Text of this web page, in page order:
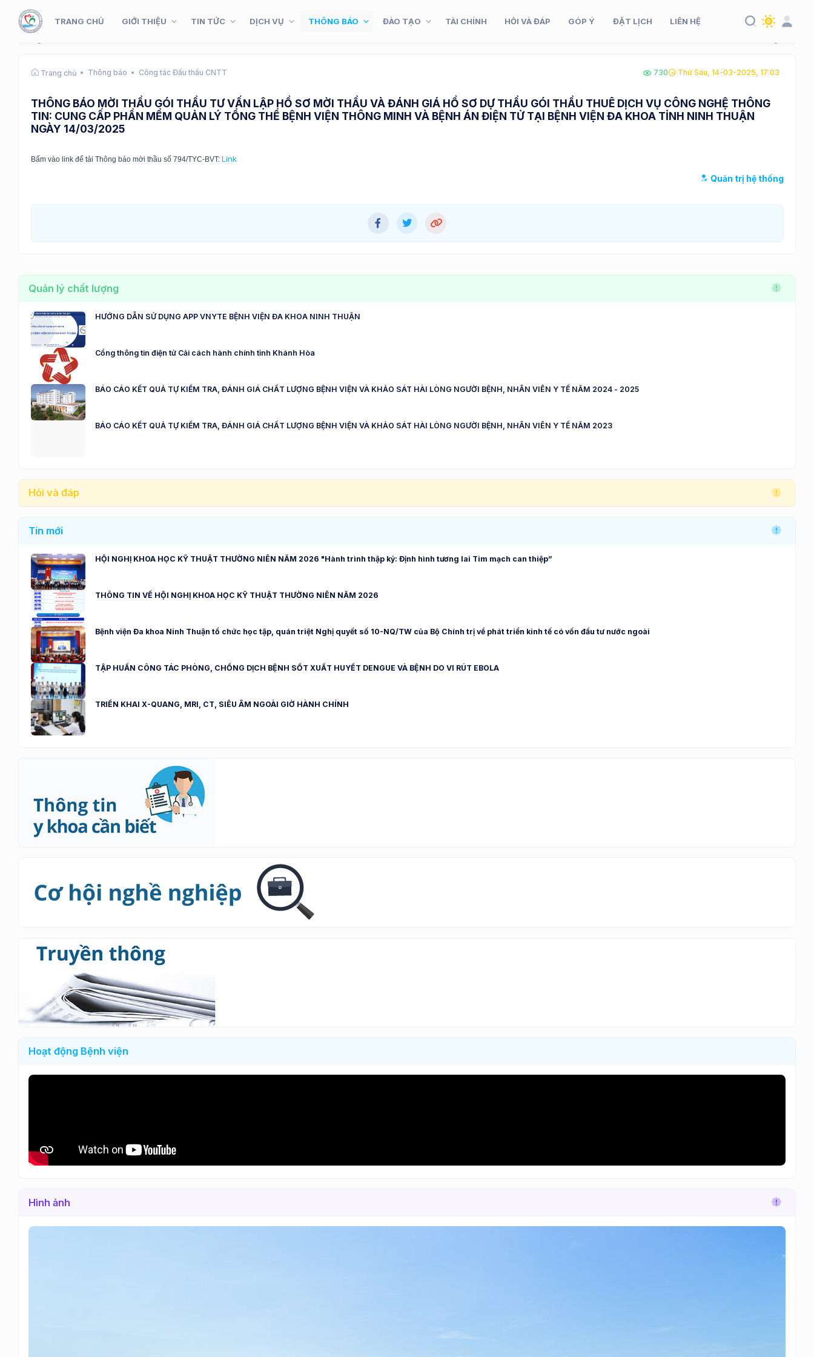
TRANG CHỦ GIỚI THIỆU TIN TỨC DỊCH VỤ THÔNG BÁO ĐÀO TẠO TÀI CHÍNH HỎI VÀ ĐÁP GÓP Ý ĐẶT LỊCH LIÊN HỆ
Trang chủ Thông báo Công tác Đấu thầu CNTT 730 Thứ Sáu, 14-03-2025, 17:03
THÔNG BÁO MỜI THẦU GÓI THẦU TƯ VẤN LẬP HỒ SƠ MỜI THẦU VÀ ĐÁNH GIÁ HỒ SƠ DỰ THẦU GÓI THẦU THUÊ DỊCH VỤ CÔNG NGHỆ THÔNG
TIN: CUNG CẤP PHẦN MỀM QUẢN LÝ TỔNG THỂ BỆNH VIỆN THÔNG MINH VÀ BỆNH ÁN ĐIỆN TỬ TẠI BỆNH VIỆN ĐA KHOA TỈNH NINH THUẬN
NGÀY 14/03/2025
Bấm vào link để tải Thông báo mời thầu số 794/TYC-BVT: Link
Quản trị hệ thống
Quản lý chất lượng
HƯỚNG DẪN SỬ DỤNG APP VNYTE BỆNH VIỆN ĐA KHOA NINH THUẬN
Cổng thông tin điện tử Cải cách hành chính tỉnh Khánh Hòa
BÁO CÁO KẾT QUẢ TỰ KIỂM TRA, ĐÁNH GIÁ CHẤT LƯỢNG BỆNH VIỆN VÀ KHẢO SÁT HÀI LÒNG NGƯỜI BỆNH, NHÂN VIÊN Y TẾ NĂM 2024 - 2025
BÁO CÁO KẾT QUẢ TỰ KIỂM TRA, ĐÁNH GIÁ CHẤT LƯỢNG BỆNH VIỆN VÀ KHẢO SÁT HÀI LÒNG NGƯỜI BỆNH, NHÂN VIÊN Y TẾ NĂM 2023
Hỏi và đáp
Tin mới
HỘI NGHỊ KHOA HỌC KỸ THUẬT THƯỜNG NIÊN NĂM 2026 "Hành trình thập kỷ: Định hình tương lai Tim mạch can thiệp”
THÔNG TIN VỀ HỘI NGHỊ KHOA HỌC KỸ THUẬT THƯỜNG NIÊN NĂM 2026
Bệnh viện Đa khoa Ninh Thuận tổ chức học tập, quán triệt Nghị quyết số 10-NQ/TW của Bộ Chính trị về phát triển kinh tế có vốn đầu tư nước ngoài
TẬP HUẤN CÔNG TÁC PHÒNG, CHỐNG DỊCH BỆNH SỐT XUẤT HUYẾT DENGUE VÀ BỆNH DO VI RÚT EBOLA
TRIỂN KHAI X-QUANG, MRI, CT, SIÊU ÂM NGOÀI GIỜ HÀNH CHÍNH
Hoạt động Bệnh viện
Hình ảnh